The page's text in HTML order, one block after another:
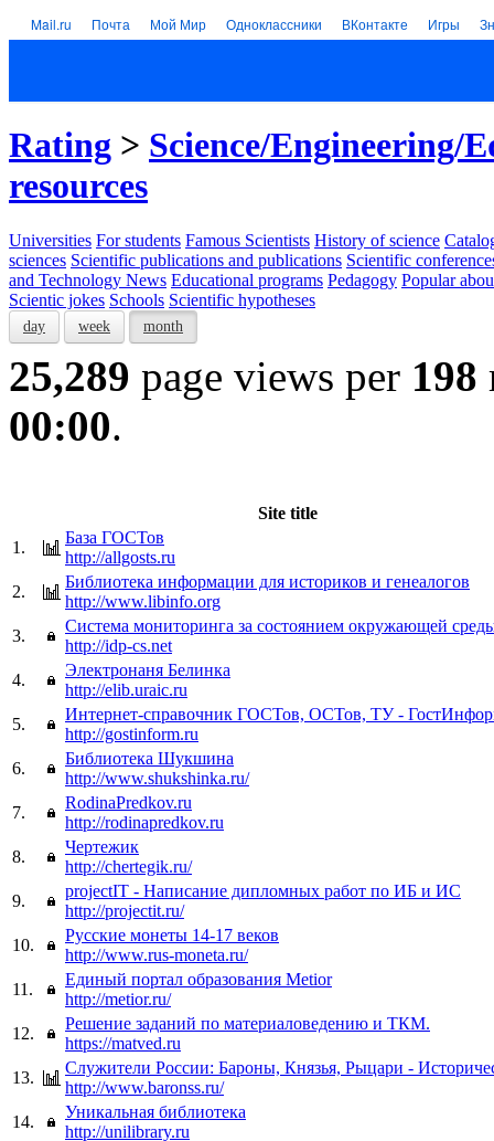
Mail.ru Почта Мой Мир Одноклассники ВКонтакте Игры
Rating > Science/Engineering/
resources
Universities For students Famous Scientists History of science
sciences Scientific publications and publications Scientific
and Technology News Educational programs Pedagogy Popular
Scientic jokes Schools Scientific hypotheses
day week month
25,289 page views per 198
00:00.
Site title
1.
База ГОСТов
http://allgosts.ru
2.
Библиотека информации для историков и генеалогов
http://www.libinfo.org
3.
Система мониторинга за состоянием окружающей
http://idp-cs.net
4.
Электронаня Белинка
http://elib.uraic.ru
5.
Интернет-справочник ГОСТов, ОСТов, ТУ -
http://gostinform.ru
6.
Библиотека Шукшина
http://www.shukshinka.ru/
7.
RodinaPredkov.ru
http://rodinapredkov.ru
8.
Чертежик
http://chertegik.ru/
9.
projectIT - Написание дипломных работ по ИБ и ИС
http://projectit.ru/
10.
Русские монеты 14-17 веков
http://www.rus-moneta.ru/
11.
Единый портал образования Metior
http://metior.ru/
12.
Решение заданий по материаловедению и ТКМ.
https://matved.ru
13.
Служители России: Бароны, Князья, Рыцари -
http://www.baronss.ru/
14.
Уникальная библиотека
http://unilibrary.ru